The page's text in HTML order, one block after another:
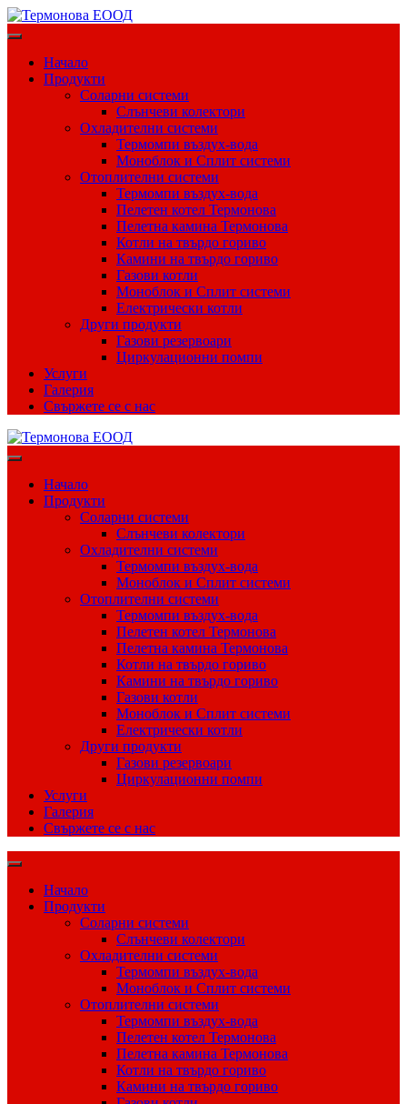
Skip
to
Начало
Продукти
Соларни системи
Слънчеви колектори
Охладителни системи
Термомпи въздух-вода
Моноблок и Сплит системи
Отоплителни системи
Термомпи въздух-вода
Пелетен котел Термонова
Пелетна камина Термонова
Котли на твърдо гориво
Камини на твърдо гориво
Газови котли
Моноблок и Сплит системи
Електрически котли
Други продукти
Газови резервоари
Циркулационни помпи
Услуги
Галерия
Свържете се с нас
Начало
Продукти
Соларни системи
Слънчеви колектори
Охладителни системи
Термомпи въздух-вода
Моноблок и Сплит системи
Отоплителни системи
Термомпи въздух-вода
Пелетен котел Термонова
Пелетна камина Термонова
Котли на твърдо гориво
Камини на твърдо гориво
Газови котли
Моноблок и Сплит системи
Електрически котли
Други продукти
Газови резервоари
Циркулационни помпи
Услуги
Галерия
Свържете се с нас
Начало
Продукти
Соларни системи
Слънчеви колектори
Охладителни системи
Термомпи въздух-вода
Моноблок и Сплит системи
Отоплителни системи
Термомпи въздух-вода
Пелетен котел Термонова
Пелетна камина Термонова
Котли на твърдо гориво
Камини на твърдо гориво